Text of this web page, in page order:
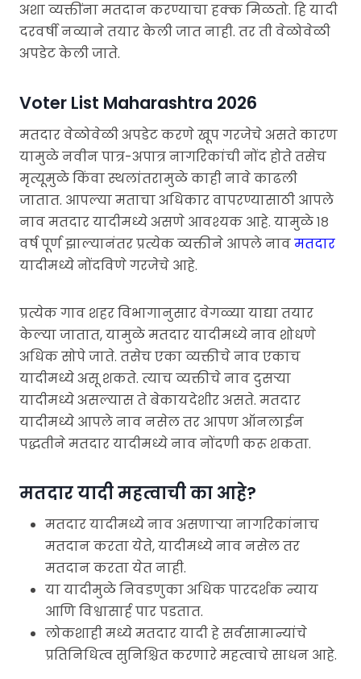
अशा व्यक्तींना मतदान करण्याचा हक्क मिळतो. हि यादी
दरवर्षी नव्याने तयार केली जात नाही. तर ती वेळोवेळी
अपडेट केली जाते.
Voter List Maharashtra 2026
मतदार वेळोवेळी अपडेट करणे खूप गरजेचे असते कारण
यामुळे नवीन पात्र-अपात्र नागरिकांची नोंद होते तसेच
मृत्यूमुळे किंवा स्थलांतरामुळे काही नावे काढली
जातात. आपल्या मताचा अधिकार वापरण्यासाठी आपले
नाव मतदार यादीमध्ये असणे आवश्यक आहे. यामुळे १८
वर्ष पूर्ण झाल्यानंतर प्रत्येक व्यक्तीने आपले नावमतदार
यादीमध्ये नोंदविणे गरजेचे आहे.
प्रत्येक गाव शहर विभागानुसार वेगळ्या याद्या तयार
केल्या जातात, यामुळे मतदार यादीमध्ये नाव शोधणे
अधिक सोपे जाते. तसेच एका व्यक्तीचे नाव एकाच
यादीमध्ये असू शकते. त्याच व्यक्तीचे नाव दुसऱ्या
यादीमध्ये असल्यास ते बेकायदेशीर असते. मतदार
यादीमध्ये आपले नाव नसेल तर आपण ऑनलाईन
पद्धतीने मतदार यादीमध्ये नाव नोंदणी करू शकता.
मतदार यादी महत्वाची का आहे?
मतदार यादीमध्ये नाव असणाऱ्या नागरिकांनाच
मतदान करता येते, यादीमध्ये नाव नसेल तर
मतदान करता येत नाही.
या यादीमुळे निवडणुका अधिक पारदर्शक न्याय
आणि विश्वासार्ह पार पडतात.
लोकशाही मध्ये मतदार यादी हे सर्वसामान्यांचे
प्रतिनिधित्व सुनिश्चित करणारे महत्वाचे साधन आहे.